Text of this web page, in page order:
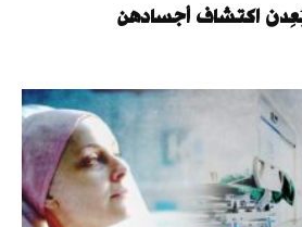
اكتشاف أجسادهن